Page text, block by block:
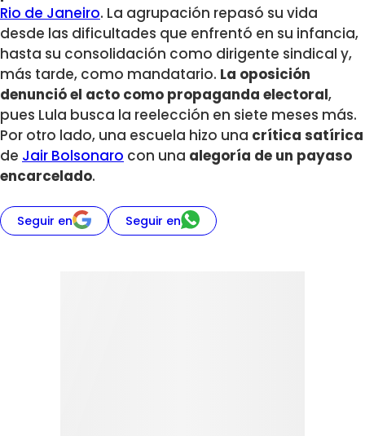
Rio de Janeiro. La agrupación repasó su vida
desde las dificultades que enfrentó en su infancia,
hasta su consolidación como dirigente sindical y,
más tarde, como mandatario. La oposición
denunció el acto como propaganda electoral,
pues Lula busca la reelección en siete meses más.
Por otro lado, una escuela hizo una crítica satírica
de Jair Bolsonaro con una alegoría de un payaso
encarcelado.
Seguir en Seguir en